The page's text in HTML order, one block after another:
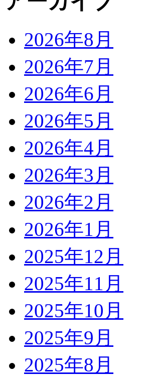
2026年8月
2026年7月
2026年6月
2026年5月
2026年4月
2026年3月
2026年2月
2026年1月
2025年12月
2025年11月
2025年10月
2025年9月
2025年8月